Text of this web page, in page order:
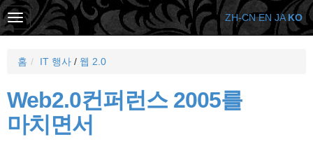
홈 IT 행사 / 웹 2.0
Web2.0컨퍼런스 2005를
마치면서
ZH-CN EN JA KO